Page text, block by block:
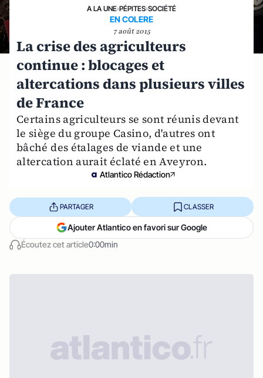
A LA UNE›PÉPITES›SOCIÉTÉ
EN COLERE
7 août 2015
La crise des agriculteurs
continue : blocages et
altercations dans plusieurs villes
de France
Certains agriculteurs se sont réunis devant
le siège du groupe Casino, d'autres ont
bâché des étalages de viande et une
altercation aurait éclaté en Aveyron.
Atlantico Rédaction
Écoutez cet article0:00min
PARTAGER CLASSER
Ajouter Atlantico en favori sur Google